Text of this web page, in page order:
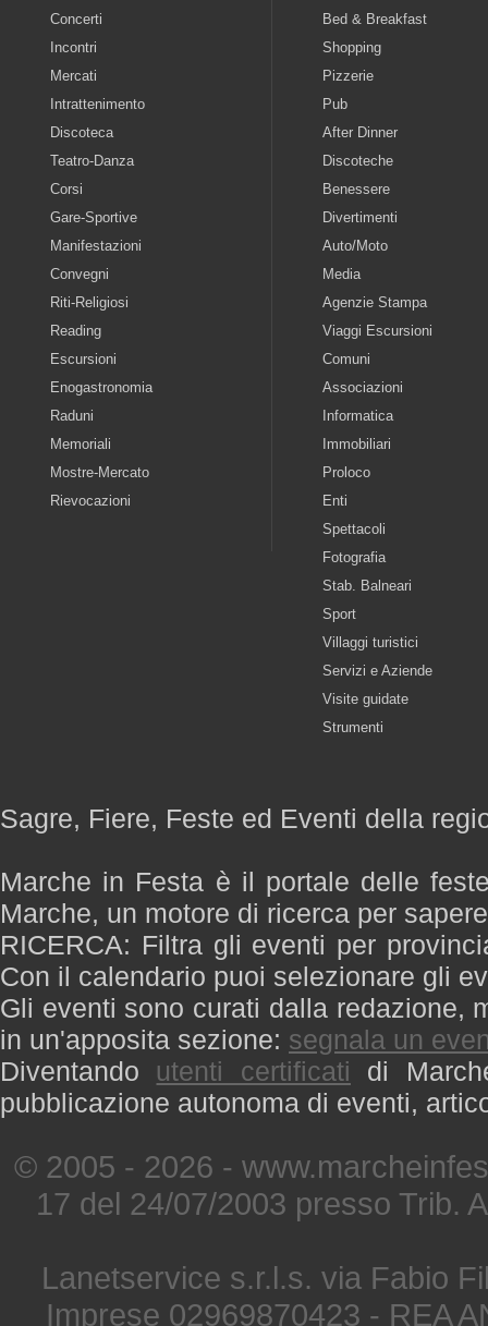
Concerti
Incontri
Mercati
Intrattenimento
Discoteca
Teatro-Danza
Corsi
Gare-Sportive
Manifestazioni
Convegni
Riti-Religiosi
Reading
Escursioni
Enogastronomia
Raduni
Memoriali
Mostre-Mercato
Rievocazioni
Bed & Breakfast
Shopping
Pizzerie
Pub
After Dinner
Discoteche
Benessere
Divertimenti
Auto/Moto
Media
Agenzie Stampa
Viaggi Escursioni
Comuni
Associazioni
Informatica
Immobiliari
Proloco
Enti
Spettacoli
Fotografia
Stab. Balneari
Sport
Villaggi turistici
Servizi e Aziende
Visite guidate
Strumenti
Sagre, Fiere, Feste ed Eventi della
Marche in Festa è il portale delle
Marche, un motore di ricerca per
RICERCA: Filtra gli eventi per
Con il calendario puoi selezionare gli
Gli eventi sono curati dalla redazione,
in un'apposita sezione: segnala un
Diventando utenti certificati di
pubblicazione autonoma di eventi,
© 2005 - 2026 -
17 del 24/07/2003 presso Trib.
Lanetservice s.r.l.s. via Fabio
Imprese 02969870423 - REA